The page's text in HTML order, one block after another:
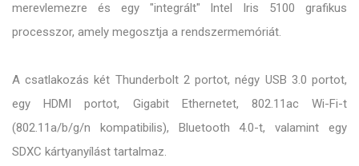
merevlemezre és egy "integrált" Intel Iris 5100 grafikus
processzor, amely megosztja a rendszermemóriát.
A csatlakozás két Thunderbolt 2 portot, négy USB 3.0 portot,
egy HDMI portot, Gigabit Ethernetet, 802.11ac Wi-Fi-t
(802.11a/b/g/n kompatibilis), Bluetooth 4.0-t, valamint egy
SDXC kártyanyílást tartalmaz.